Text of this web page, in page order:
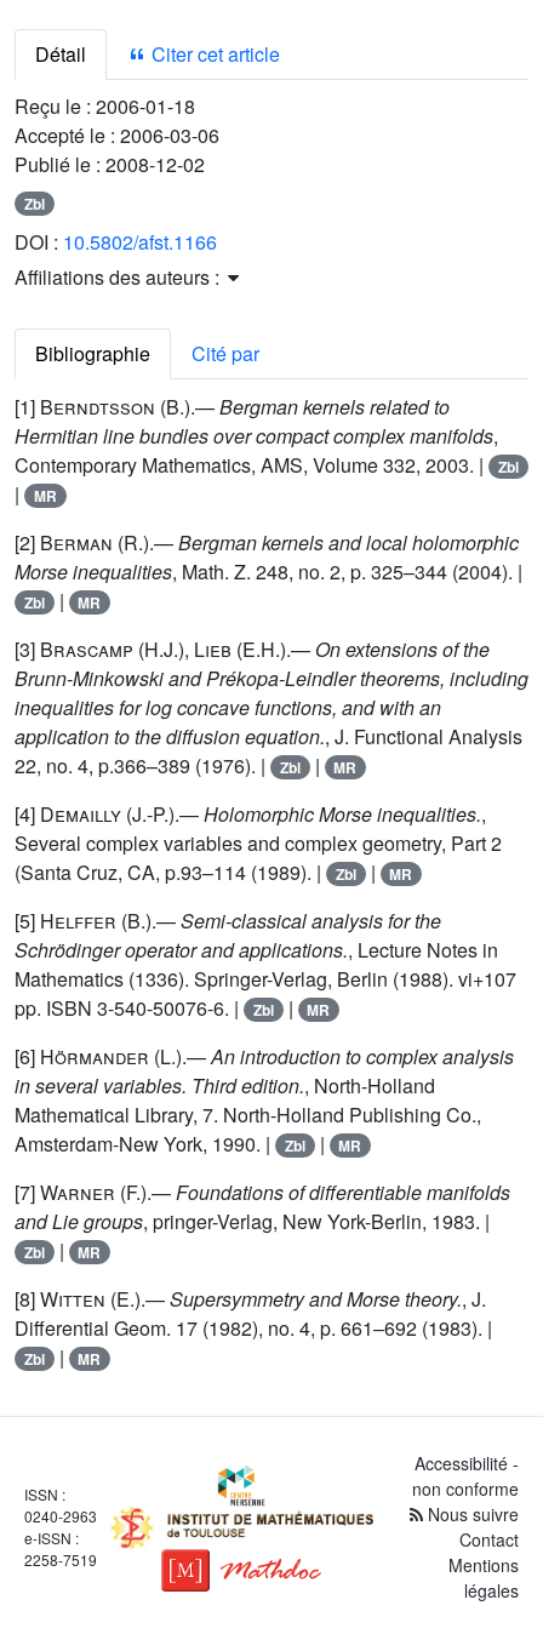
Détail
Citer cet article
Reçu le : 2006-01-18
Accepté le : 2006-03-06
Publié le : 2008-12-02
Zbl
DOI : 10.5802/afst.1166
Affiliations des auteurs :
Bibliographie
Cité par
[1] Berndtsson (B.).—Bergman kernels related to
Hermitian line bundles over compact complex manifolds,
Contemporary Mathematics, AMS, Volume 332, 2003. |
Zbl
| MR
[2] Berman (R.).—Bergman kernels and local holomorphic
Morse inequalities, Math. Z. 248, no. 2, p. 325–344 (2004). |
Zbl | MR
[3] Brascamp (H.J.), Lieb (E.H.).— On extensions of the
Brunn-Minkowski and Prékopa-Leindler theorems, including
inequalities for log concave functions, and with an
application to the diffusion equation., J. Functional Analysis
22, no. 4, p.366–389 (1976). |
Zbl | MR
[4] Demailly (J.-P.).—Holomorphic Morse inequalities.,
Several complex variables and complex geometry, Part 2
(Santa Cruz, CA, p.93–114 (1989). |
Zbl | MR
[5] Helffer (B.).—Semi-classical analysis for the
Schrödinger operator and applications., Lecture Notes in
Mathematics (1336). Springer-Verlag, Berlin (1988). vi+107
pp. ISBN 3-540-50076-6. |
Zbl | MR
[6] Hörmander (L.).—An introduction to complex analysis
in several variables. Third edition., North-Holland
Mathematical Library, 7. North-Holland Publishing Co.,
Amsterdam-New York, 1990. |
Zbl | MR
[7]Warner (F.).—Foundations of differentiable manifolds
and Lie groups, pringer-Verlag, New York-Berlin, 1983. |
Zbl | MR
[8]Witten (E.).—Supersymmetry and Morse theory., J.
Differential Geom. 17 (1982), no. 4, p. 661–692 (1983). |
Zbl | MR
ISSN :
0240-2963
e-ISSN :
2258-7519
Accessibilité -
non conforme
Nous suivre
Contact
Mentions
légales